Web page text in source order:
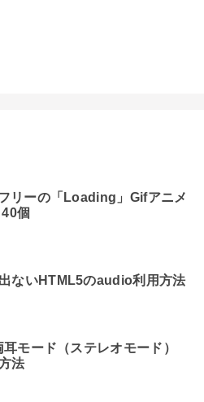
リーの「Loading」Gifアニメ
個
ないHTML5のaudio利用方法
モード（ステレオモード）
法